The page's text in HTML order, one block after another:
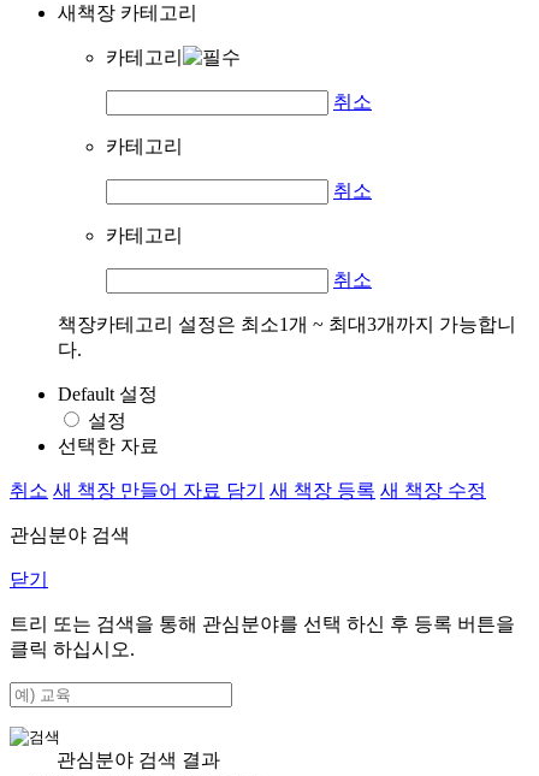
새책장 카테고리
카테고리
취소
카테고리
취소
카테고리
취소
책장카테고리 설정은 최소1개 ~ 최대3개까지 가능합니
다.
Default 설정
설정
선택한 자료
취소 새 책장 만들어 자료 담기 새 책장 등록 새 책장 수정
관심분야 검색
닫기
트리 또는 검색을 통해 관심분야를 선택 하신 후 등록 버튼을
클릭 하십시오.
관심분야 검색 결과